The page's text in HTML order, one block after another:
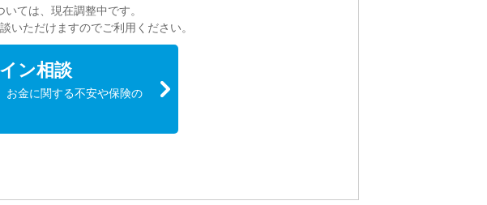
ては、現在調整中です。
いただけますのでご利用ください。
ン相談
お金に関する不安や保険の